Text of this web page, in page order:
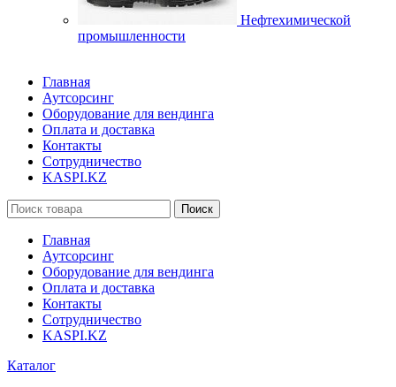
Нефтехимической
промышленности
Главная
Аутсорсинг
Оборудование для вендинга
Оплата и доставка
Контакты
Сотрудничество
KASPI.KZ
Поиск
Главная
Аутсорсинг
Оборудование для вендинга
Оплата и доставка
Контакты
Сотрудничество
KASPI.KZ
Каталог